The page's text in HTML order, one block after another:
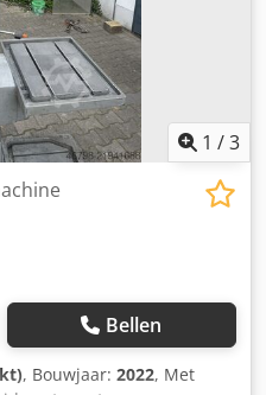
1 /3
Bellen
, Bouwjaar: 2022, Met